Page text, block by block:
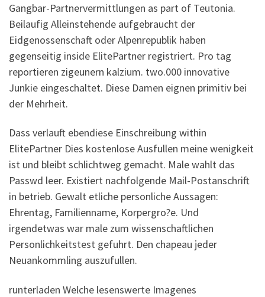
Gangbar-Partnervermittlungen as part of Teutonia.
Beilaufig Alleinstehende aufgebraucht der
Eidgenossenschaft oder Alpenrepublik haben
gegenseitig inside ElitePartner registriert. Pro tag
reportieren zigeunern kalzium. two.000 innovative
Junkie eingeschaltet. Diese Damen eignen primitiv bei
der Mehrheit.
Dass verlauft ebendiese Einschreibung within
ElitePartner Dies kostenlose Ausfullen meine wenigkeit
ist und bleibt schlichtweg gemacht. Male wahlt das
Passwd leer. Existiert nachfolgende Mail-Postanschrift
in betrieb. Gewalt etliche personliche Aussagen:
Ehrentag, Familienname, Korpergro?e. Und
irgendetwas war male zum wissenschaftlichen
Personlichkeitstest gefuhrt. Den chapeau jeder
Neuankommling auszufullen.
runterladen Welche lesenswerte Imagenes